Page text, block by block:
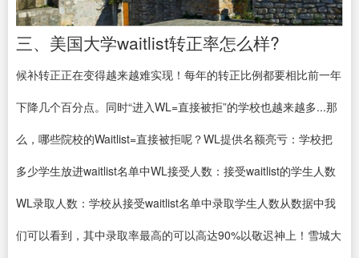
三、美国大学waitlist转正率怎么样?
候补转正正在变得越来越难实现！每年的转正比例都要相比前一年
下降几个百分点。同时“进入WL=直接被拒”的学校也越来越多...那
么，哪些院校的Waitlist=直接被拒呢？WL提供名额亮亏：学校把
多少学生放进waitlist名单中WL接受人数：接受waitlist的学生人数
WL录取人数：学校从接受waitlist名单中录取学生人数从数据中我
们可以看到，其中录取率最高的可以高达90%以敬迟神上！雪城大